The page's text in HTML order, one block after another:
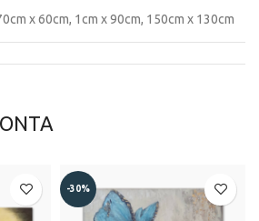
x 60cm, 1cm x 90cm, 150cm x 130cm
-30%